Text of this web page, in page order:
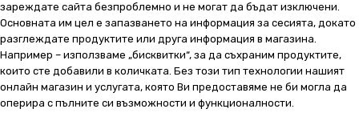
зареждате сайта безпроблемно и не могат да бъдат изключени.
Основната им цел е запазването на информация за сесията, докато
разглеждате продуктите или друга информация в магазина.
Например – използваме „бисквитки“, за да съхраним продуктите,
които сте добавили в количката. Без този тип технологии нашият
онлайн магазин и услугата, която Ви предоставяме не би могла да
оперира с пълните си възможности и функционалности.